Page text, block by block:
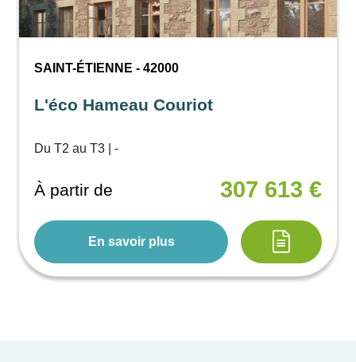
SAINT-ÉTIENNE - 42000
L'éco Hameau Couriot
Du T2 au T3 | -
À partir de 307 613 €
En savoir plus